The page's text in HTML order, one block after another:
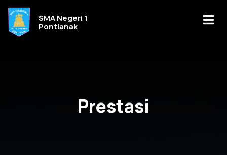
SMA Negeri 1
Pontianak
Prestasi